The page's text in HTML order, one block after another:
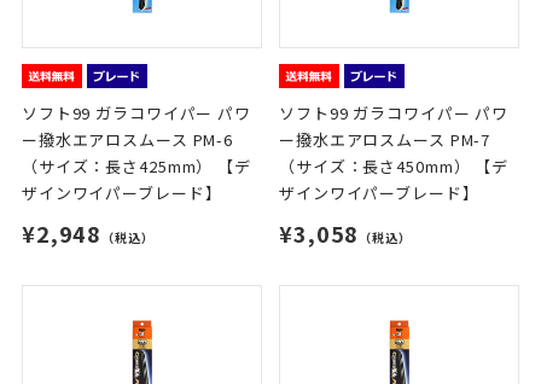
ソフト99 ガラコワイパー パワ
ー撥水エアロスムース PM-6
（サイズ：長さ425mm） 【デ
ザインワイパーブレード】
¥2,948 （税込）
ソフト99 ガラコワイパー パワ
ー撥水エアロスムース PM-7
（サイズ：長さ450mm） 【デ
ザインワイパーブレード】
¥3,058 （税込）